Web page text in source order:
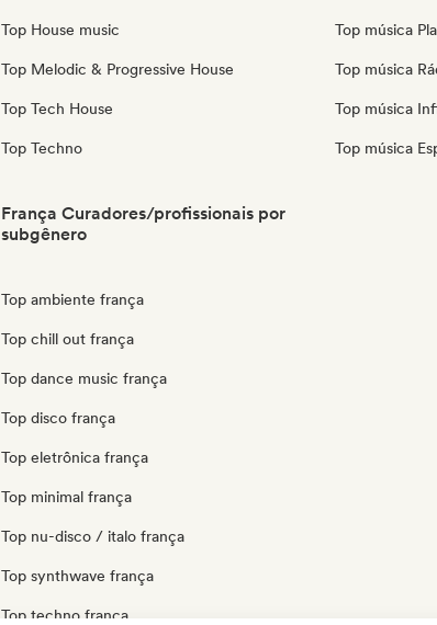
Top House music
Top Melodic & Progressive House
Top Tech House
Top Techno
Top música
Top música
Top música
Top música
França Curadores/profissionais por
subgênero
Top ambiente frança
Top chill out frança
Top dance music frança
Top disco frança
Top eletrônica frança
Top minimal frança
Top nu-disco / italo frança
Top synthwave frança
Top techno frança